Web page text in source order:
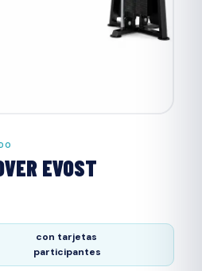
EVOST
con tarjetas
participantes